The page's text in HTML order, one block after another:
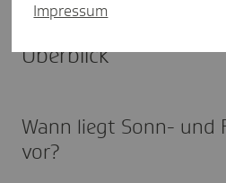
Sonn- und
Überblick
Wann liegt Sonn- und
vor?
Impressum